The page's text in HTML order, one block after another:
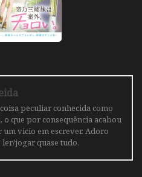
peculiar conhecida como
o que por consequência acabou
vicio em escrever. Adoro
ler/jogar quase tudo.